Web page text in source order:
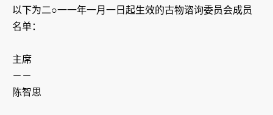
以下为二○一一年一月一日起生效的古物谘询委员会成员
名单：
主席
－－
陈智思